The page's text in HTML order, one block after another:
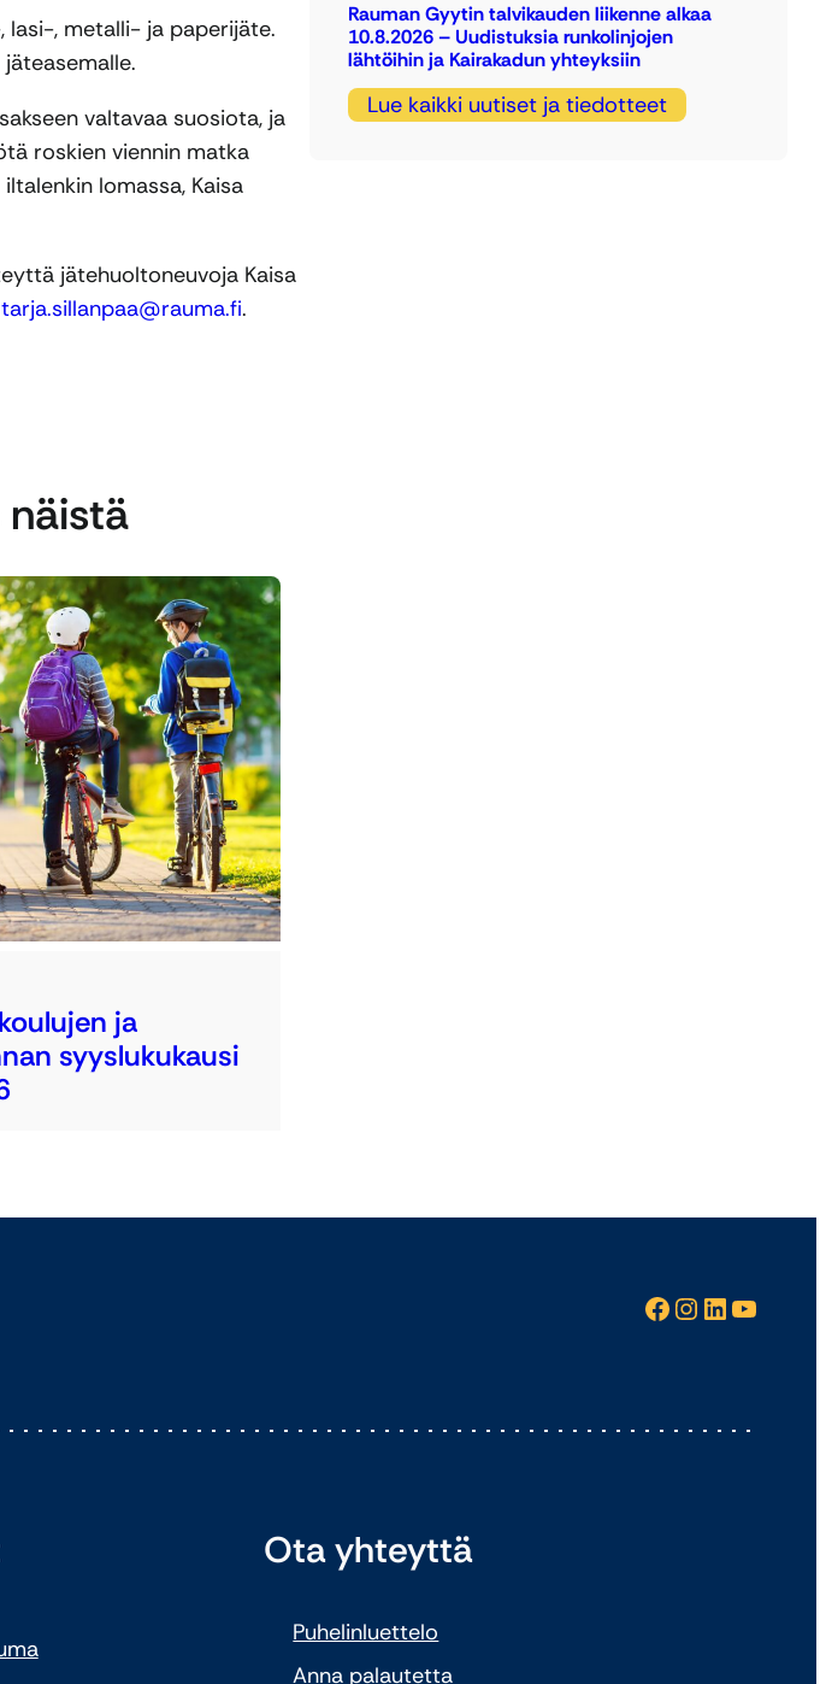
lasi-, metalli- ja paperijäte.
valtavaa suosiota, ja
roskien viennin matka
lomassa, Kaisa
jätehuoltoneuvoja Kaisa
tarja.sillanpaa@rauma.fi.
ja
syyslukukausi
Rauman Gyytin talvikauden liikenne alkaa
10.8.2026 – Uudistuksia runkolinjojen
lähtöihin ja Kairakadun yhteyksiin
Lue kaikki uutiset ja tiedotteet
Facebook InstagramLinkedIn YouTube
Ota yhteyttä
Puhelinluettelo
Anna palautetta